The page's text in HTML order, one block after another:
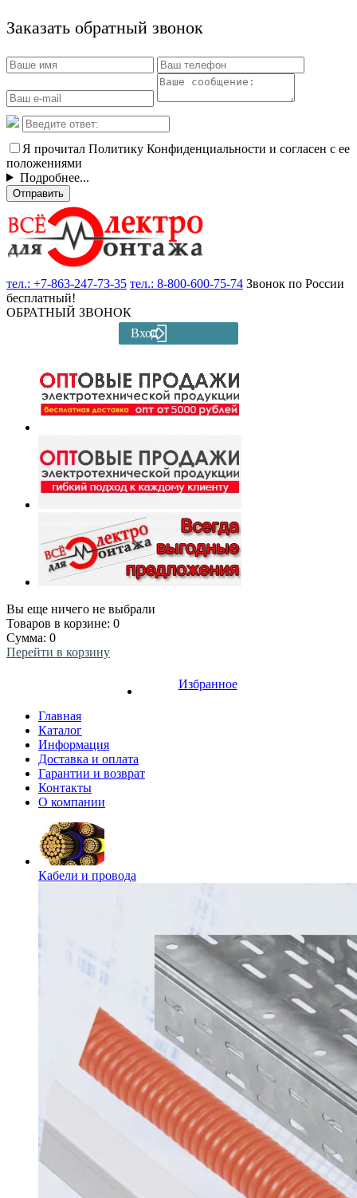
Заказать обратный звонок
Я прочитал Политику Конфиденциальности и согласен с ее
положениями
Подробнее...
Отправить
тел.: +7-863-247-73-35 тел.: 8-800-600-75-74 Звонок по России
бесплатный!
ОБРАТНЫЙ ЗВОНОК
Вход
Вы еще ничего не выбрали
Товаров в корзине: 0
Сумма: 0
Перейти в корзину
Избранное
Главная
Каталог
Информация
Доставка и оплата
Гарантии и возврат
Контакты
О компании
Кабели и провода